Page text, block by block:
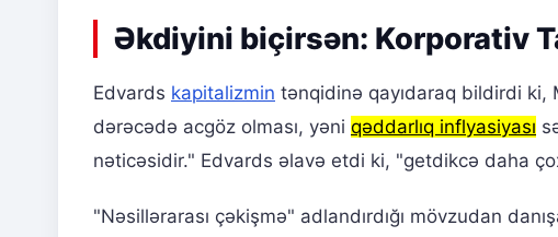
Əkdiyini biçirsən: Korporativ
Edvards kapitalizmin tənqidinə qayıdaraq bildirdi
dərəcədə acgöz olması, yəni qəddarlıq inflyasiyası
nəticəsidir." Edvards əlavə etdi ki, "getdikcə daha
"Nəsillərarası çəkişmə" adlandırdığı mövzudan